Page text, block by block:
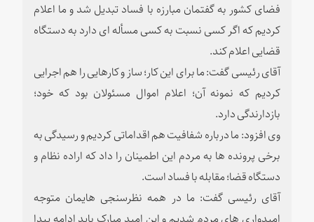
فضای کشور به گفتمان مبارزه با فساد تبدیل شد و ما اعلام
کردیم که اگر کسی نسبت به کسی مسأله ای دارد به دستگاه
قضایی اعلام کند.
آقای رئیسی گفت: ما برای این کار؛ ساز و کارهایی را هم اجرایی
کردیم که نمونه آن؛ اعلام اموال مسئولان بود که خود؛
بازدارندگی دارد.
وی افزود: ما درباره شفافیت هم اقداماتی کردیم و رسیدگی به
برخی پرونده ها به مردم این اطمینان را داد که اراده نظام و
دستگاه قضا؛ مقابله با فساد است.
آقای رئیسی گفت: ما در همه نظرسنجی هایمان متوجه
امیدواری های مردم شدیم و این امیدِ مبارک باید ادامه پیدا